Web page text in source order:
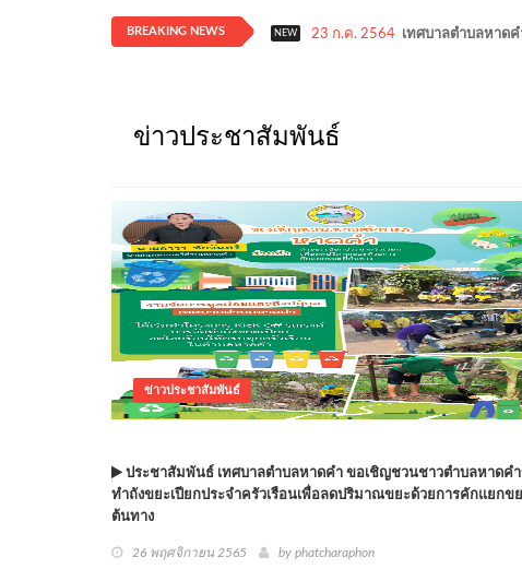
BREAKING NEWS NEW 23 ก.ค. 2564 เทศบาลตำบลหาด
ข่าวประชาสัมพันธ์
ข่าวประชาสัมพันธ์
ประชาสัมพันธ์ เทศบาลตำบลหาดคำ ขอเชิญชวนชาวตำบลหาดคำ
ทำถังขยะเปียกประจำครัวเรือนเพื่อลดปริมาณขยะด้วยการคักแยกข
ต้นทาง
26 พฤศจิกายน 2565 by phatcharaphon